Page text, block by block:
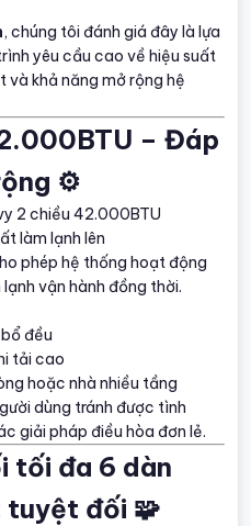
, chúng tôi đánh giá đây là lựa
yêu cầu cao về hiệu suất
khả năng mở rộng hệ
– Đáp
⚙️
2 chiều 42.000BTU
làm lạnh lên
phép hệ thống hoạt động
vận hành đồng thời.
đều
tải cao
hoặc nhà nhiều tầng
dùng tránh được tình
giải pháp điều hòa đơn lẻ.
tối đa 6 dàn
đối 🧩